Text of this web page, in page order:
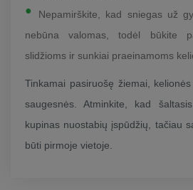
Nepamirškite, kad sniegas už
nebūna valomas, todėl būkite
slidžioms ir sunkiai praeinamoms
Tinkamai pasiruošę žiemai,
saugesnės. Atminkite, kad
kupinas nuostabių įspūdžių, tačiau
būti pirmoje vietoje.